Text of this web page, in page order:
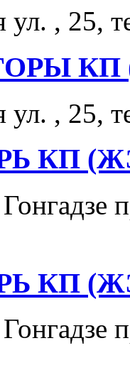
ул. , 25,
КП
ул. , 25,
КП
КП